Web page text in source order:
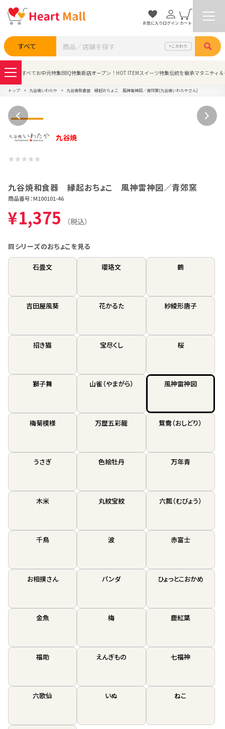
すべて こだわり
お気に入りログイン カート
すべてお中元特集BBQ特集新店オープン！ HOT ITEM スイーツ特集伝統を継承マタニティ
トップ 九谷焼いわたや 九谷焼和食器 縁起おちょこ 風神雷神図／青郊窯(九谷焼いわたやさん)
九谷焼
九谷焼和食器 縁起おちょこ 風神雷神図／青郊窯
商品番号：M100101-46
¥1,375 （税込）
同シリーズのおちょこを見る
石畳文 瓔珞文 鶴
吉田屋風葵 花かるた 紗綾形唐子
招き猫 宝尽くし 桜
獅子舞 山雀（やまがら） 風神雷神図
梅菊模様 万歴五彩龍 鴛鴦（おしどり）
うさぎ 色絵牡丹 万年青
木米 丸紋宝紋 六瓢（むびょう）
千鳥 波 赤富士
お相撲さん パンダ ひょっとこおかめ
金魚 梅 鹿紅葉
福助 えんぎもの 七福神
六歌仙 いぬ ねこ